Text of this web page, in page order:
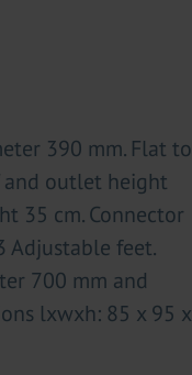
390 mm. Flat to
and outlet height
35 cm. Connector
Adjustable feet.
700 mm and
lxwxh: 85 x 95 x